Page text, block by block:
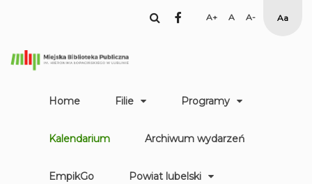
facebook
Set Set
Smaller
High
Home Filie Programy
Kalendarium Archiwum wydarzeń
EmpikGo Powiat lubelski